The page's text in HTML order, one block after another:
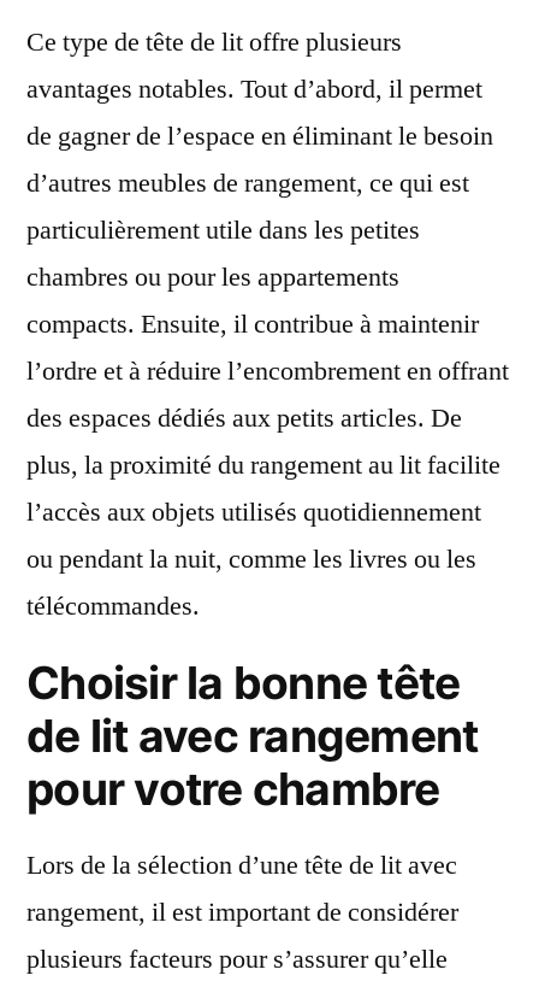
Ce type de tête de lit offre plusieurs
avantages notables. Tout d’abord, il permet
de gagner de l’espace en éliminant le besoin
d’autres meubles de rangement, ce qui est
particulièrement utile dans les petites
chambres ou pour les appartements
compacts. Ensuite, il contribue à maintenir
l’ordre et à réduire l’encombrement en offrant
des espaces dédiés aux petits articles. De
plus, la proximité du rangement au lit facilite
l’accès aux objets utilisés quotidiennement
ou pendant la nuit, comme les livres ou les
télécommandes.
Choisir la bonne tête
de lit avec rangement
pour votre chambre
Lors de la sélection d’une tête de lit avec
rangement, il est important de considérer
plusieurs facteurs pour s’assurer qu’elle